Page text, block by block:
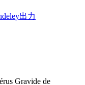
出力
Gravide de